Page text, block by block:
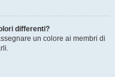
differenti?
un colore ai membri di